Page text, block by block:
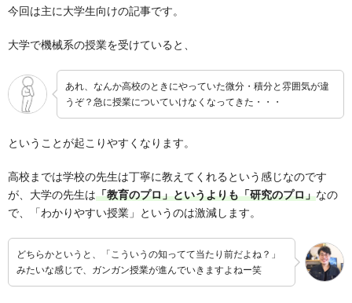
今回は主に大学生向けの記事です。
大学で機械系の授業を受けていると、
あれ、なんか高校のときにやっていた微分・積分と雰囲気が違
うぞ？急に授業についていけなくなってきた・・・
ということが起こりやすくなります。
高校までは学校の先生は丁寧に教えてくれるという感じなのです
が、大学の先生は「教育のプロ」というよりも「研究のプロ」なの
で、「わかりやすい授業」というのは激減します。
どちらかというと、「こういうの知ってて当たり前だよね？」
みたいな感じで、ガンガン授業が進んでいきますよねー笑